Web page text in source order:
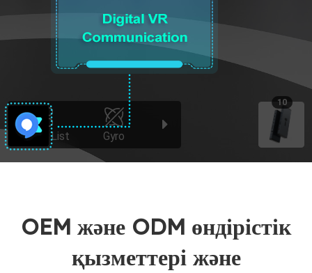
OEM және ODM өндірістік
қызметтері және